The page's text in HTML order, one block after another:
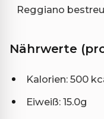
Reggiano
Nährwerte
Kalorien: 500
Eiweiß: 15.0g